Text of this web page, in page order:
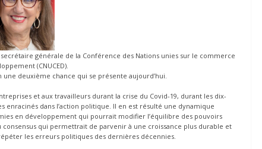
générale de la Conférence des Nations unies sur le commerce
(CNUCED).
une deuxième chance qui se présente aujourd’hui.
et aux travailleurs durant la crise du Covid-19, durant les dix-
enracinés dans l’action politique. Il en est résulté une dynamique
en développement qui pourrait modifier l’équilibre des pouvoirs
qui permettrait de parvenir à une croissance plus durable et
les erreurs politiques des dernières décennies.